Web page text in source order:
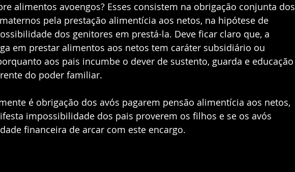
alimentos avoengos? Esses consistem na obrigação conjunta dos
pela prestação alimentícia aos netos, na hipótese de
dos genitores em prestá-la. Deve ficar claro que, a
em prestar alimentos aos netos tem caráter subsidiário ou
aos pais incumbe o dever de sustento, guarda e educação
do poder familiar.
é obrigação dos avós pagarem pensão alimentícia aos netos,
impossibilidade dos pais proverem os filhos e se os avós
financeira de arcar com este encargo.